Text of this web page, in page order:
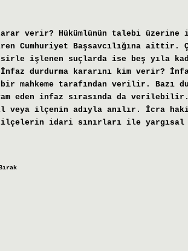
verir? Hükümlünün talebi üzerine
Cumhuriyet Başsavcılığına aittir.
işlenen suçlarda ise beş yıla
durdurma kararını kim verir?
bir mahkeme tarafından verilir. Bazı
eden infaz sırasında da
il veya ilçenin adıyla anılır. İcra
ilçelerin idari sınırları ile